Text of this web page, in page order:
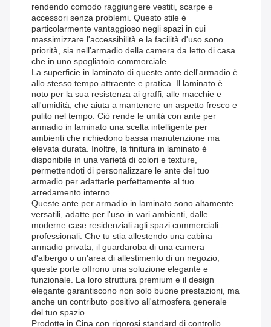
rendendo comodo raggiungere vestiti, scarpe e
accessori senza problemi. Questo stile è
particolarmente vantaggioso negli spazi in cui
massimizzare l'accessibilità e la facilità d'uso sono
priorità, sia nell'armadio della camera da letto di casa
che in uno spogliatoio commerciale.
La superficie in laminato di queste ante dell'armadio è
allo stesso tempo attraente e pratica. Il laminato è
noto per la sua resistenza ai graffi, alle macchie e
all'umidità, che aiuta a mantenere un aspetto fresco e
pulito nel tempo. Ciò rende le unità con ante per
armadio in laminato una scelta intelligente per
ambienti che richiedono bassa manutenzione ma
elevata durata. Inoltre, la finitura in laminato è
disponibile in una varietà di colori e texture,
permettendoti di personalizzare le ante del tuo
armadio per adattarle perfettamente al tuo
arredamento interno.
Queste ante per armadio in laminato sono altamente
versatili, adatte per l'uso in vari ambienti, dalle
moderne case residenziali agli spazi commerciali
professionali. Che tu stia allestendo una cabina
armadio privata, il guardaroba di una camera
d'albergo o un'area di allestimento di un negozio,
queste porte offrono una soluzione elegante e
funzionale. La loro struttura premium e il design
elegante garantiscono non solo buone prestazioni, ma
anche un contributo positivo all'atmosfera generale
del tuo spazio.
Prodotte in Cina con rigorosi standard di controllo